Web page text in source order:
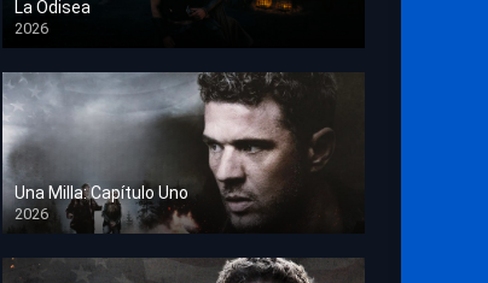
La Odisea
2026
TS Screener
Una Milla: Capítulo Uno
2026
HD 1080p